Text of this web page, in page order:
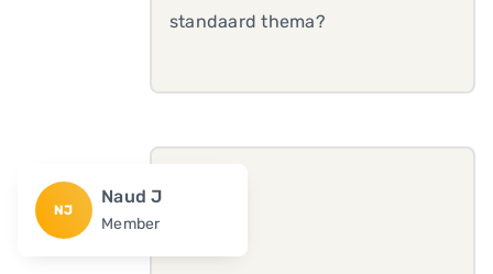
standaard thema?
NJ
Naud J
Member